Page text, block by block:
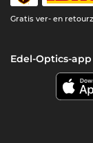
Gratis ver- en
Edel-Optics-app